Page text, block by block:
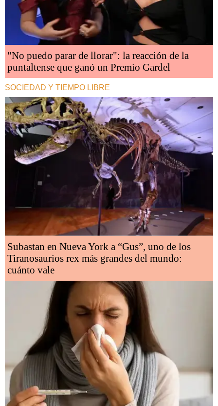
"No puedo parar de llorar": la reacción de la
puntaltense que ganó un Premio Gardel
SOCIEDAD Y TIEMPO LIBRE
Subastan en Nueva York a “Gus”, uno de los
Tiranosaurios rex más grandes del mundo:
cuánto vale